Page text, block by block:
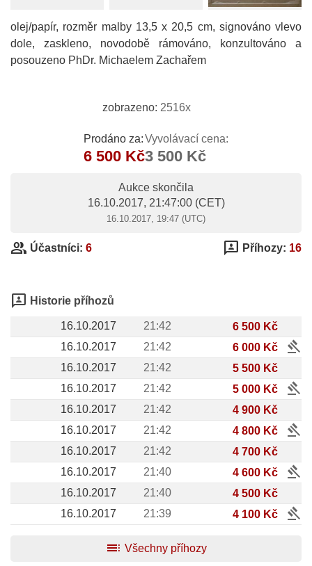
olej/papír, rozměr malby 13,5 x 20,5 cm, signováno vlevo
dole, zaskleno, novodobě rámováno, konzultováno a
posouzeno PhDr. Michaelem Zachařem
zobrazeno: 2516x
Prodáno za:
6 500 Kč
Vyvolávací cena:
3 500 Kč
Aukce skončila
16.10.2017, 21:47:00(CET)
16.10.2017, 19:47 (UTC)
group Účastníci: 6 3p Příhozy: 16
3p Historie příhozů
16.10.2017 21:42
6 500 Kč
16.10.2017
21:42 6 000 Kč gavel
16.10.2017 21:42
5 500 Kč
16.10.2017
21:42 5 000 Kč gavel
16.10.2017 21:42
4 900 Kč
16.10.2017
21:42 4 800 Kč gavel
16.10.2017 21:42
4 700 Kč
16.10.2017
21:40 4 600 Kč gavel
16.10.2017 21:40
4 500 Kč
16.10.2017
21:39 4 100 Kč
gavel
toc Všechny příhozy